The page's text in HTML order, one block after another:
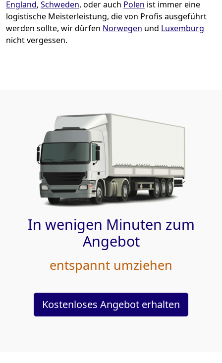
England, Schweden, oder auch Polen ist immer eine
logistische Meisterleistung, die von Profis ausgeführt
werden sollte, wir dürfen Norwegen und Luxemburg
nicht vergessen.
In wenigen Minuten zum
Angebot
entspannt umziehen
Kostenloses Angebot erhalten